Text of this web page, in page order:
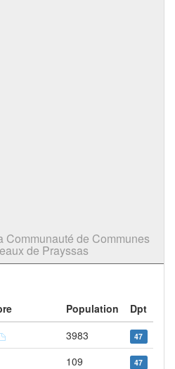
Communauté de Communes
de Prayssas
Population
Dpt
3983 47
109 47